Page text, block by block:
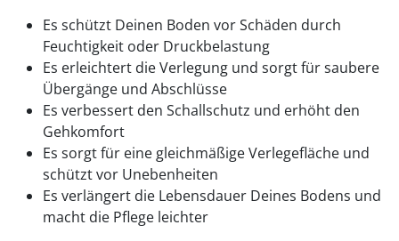
Es schützt Deinen Boden vor Schäden durch
Feuchtigkeit oder Druckbelastung
Es erleichtert die Verlegung und sorgt für saubere
Übergänge und Abschlüsse
Es verbessert den Schallschutz und erhöht den
Gehkomfort
Es sorgt für eine gleichmäßige Verlegefläche und
schützt vor Unebenheiten
Es verlängert die Lebensdauer Deines Bodens und
macht die Pflege leichter